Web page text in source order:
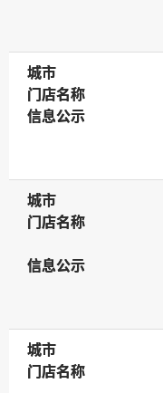
城市
城市
门店名称
门店名称
信息公示
信息公示
城市
城市
门店名称
门店名称
信息公示
信息公示
城市
城市
门店名称
门店名称